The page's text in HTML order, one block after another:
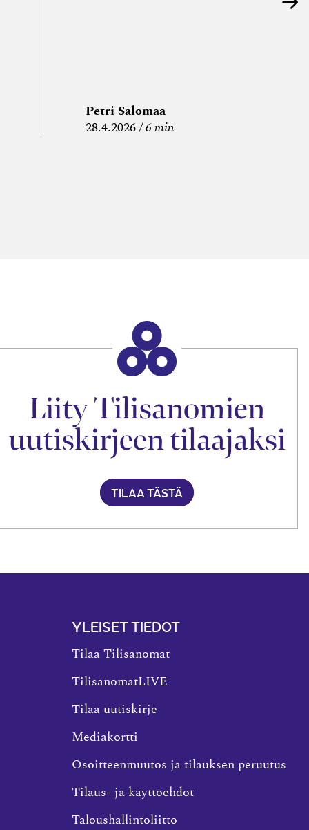
Petri Salomaa
28.4.2026 6 min
Liity Tilisanomien
uutiskirjeen tilaajaksi
TILAA TÄSTÄ
YLEISET TIEDOT
Tilaa Tilisanomat
TilisanomatLIVE
Tilaa uutiskirje
Mediakortti
Osoitteenmuutos ja tilauksen peruutus
Tilaus- ja käyttöehdot
Taloushallintoliitto